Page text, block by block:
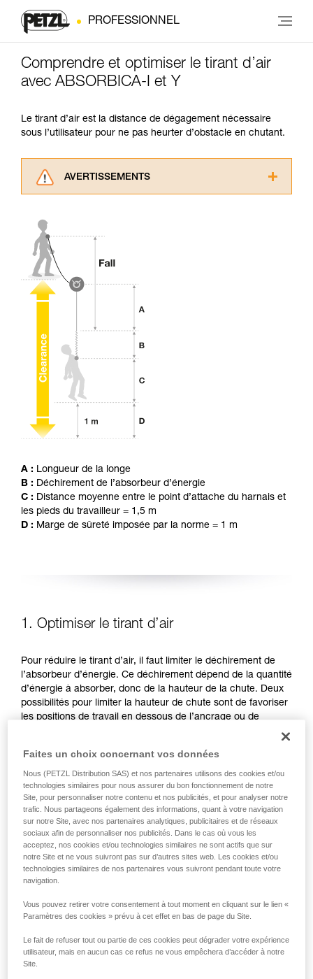
PROFESSIONNEL
Comprendre et optimiser le tirant d’air
avec ABSORBICA-I et Y
Le tirant d’air est la distance de dégagement nécessaire
sous l’utilisateur pour ne pas heurter d’obstacle en chutant.
AVERTISSEMENTS
pouvoir comprendre ce complément
Maîtriser ces techniques nécessite une
avec un professionnel votre capacité à refaire
la manipulation, seul, en toute sécurité, avant
de la reproduire en autonomie.
Nous donnons des exemples de techniques
liées à votre activité. Il peut en exister d’autres
que nous ne décrivons pas ici.
A : Longueur de la longe
B : Déchirement de l’absorbeur d’énergie
C : Distance moyenne entre le point d’attache du harnais et
les pieds du travailleur = 1,5 m
D : Marge de sûreté imposée par la norme = 1 m
1. Optimiser le tirant d’air
Pour réduire le tirant d’air, il faut limiter le déchirement de
l’absorbeur d’énergie. Ce déchirement dépend de la quantité
d’énergie à absorber, donc de la hauteur de la chute. Deux
possibilités pour limiter la hauteur de chute sont de favoriser
les positions de travail en dessous de l’ancrage ou de
L’ANCRAGE
Faites un choix concernant vos données
Nous (PETZL Distribution SAS) et nos partenaires utilisons des cookies et/ou
technologies similaires pour nous assurer du bon fonctionnement de notre
Site, pour personnaliser notre contenu et nos publicités, et pour analyser notre
trafic. Nous partageons également des informations, quant à votre navigation
sur notre Site, avec nos partenaires analytiques, publicitaires et de réseaux
sociaux afin de personnaliser nos publicités. Dans le cas où vous les
acceptez, nos cookies et/ou technologies similaires ne sont actifs que sur
notre Site et ne vous suivront pas sur d’autres sites web. Les cookies et/ou
technologies similaires de nos partenaires vous suivront pendant toute votre
navigation.
Vous pouvez retirer votre consentement à tout moment en cliquant sur le lien «
Paramètres des cookies » prévu à cet effet en bas de page du Site.
Le fait de refuser tout ou partie de ces cookies peut dégrader votre expérience
utilisateur, mais en aucun cas ce refus ne vous empêchera d’accéder à notre
Site.